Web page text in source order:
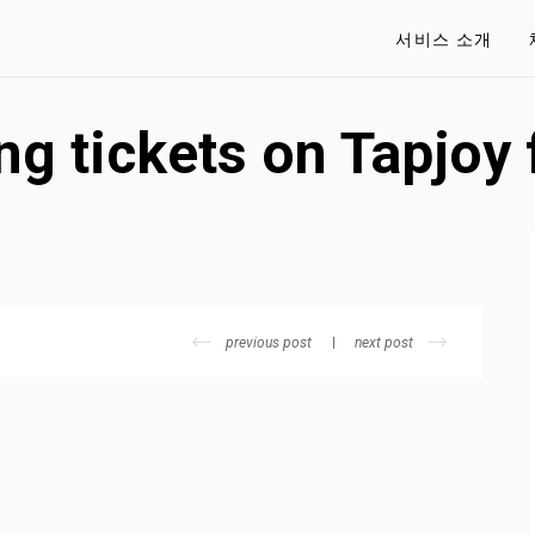
서비스 소개
tickets on
previous post next post